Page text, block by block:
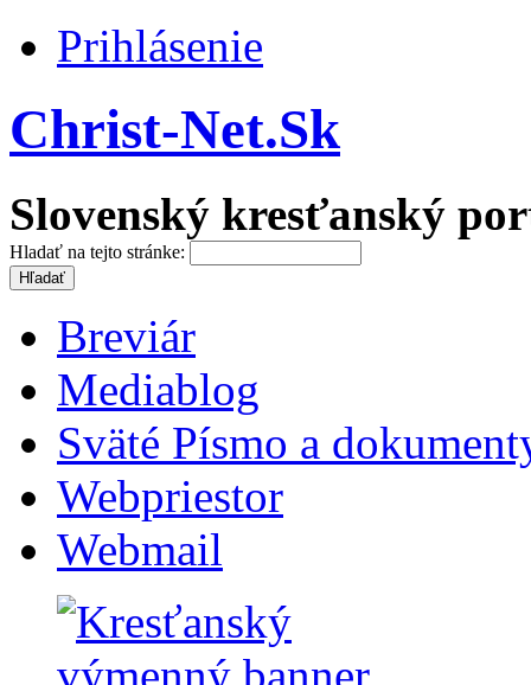
Prihlásenie
Christ-Net.Sk
Slovenský kresťanský
Hladať na tejto stránke:
Breviár
Mediablog
Sväté Písmo a
Webpriestor
Webmail